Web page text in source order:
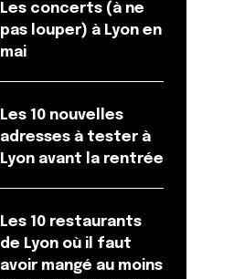
Les concerts (à ne
pas louper) à Lyon en
mai
Les 10 nouvelles
adresses à tester à
Lyon avant la rentrée
Les 10 restaurants
de Lyon où il faut
avoir mangé au moins